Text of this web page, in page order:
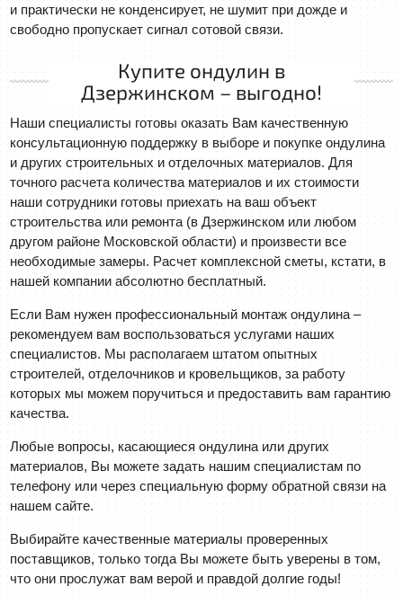
и практически не конденсирует, не шумит при дожде и
свободно пропускает сигнал сотовой связи.
Купите ондулин в
Дзержинском – выгодно!
Наши специалисты готовы оказать Вам качественную
консультационную поддержку в выборе и покупке ондулина
и других строительных и отделочных материалов. Для
точного расчета количества материалов и их стоимости
наши сотрудники готовы приехать на ваш объект
строительства или ремонта (в Дзержинском или любом
другом районе Московской области) и произвести все
необходимые замеры. Расчет комплексной сметы, кстати, в
нашей компании абсолютно бесплатный.
Если Вам нужен профессиональный монтаж ондулина –
рекомендуем вам воспользоваться услугами наших
специалистов. Мы располагаем штатом опытных
строителей, отделочников и кровельщиков, за работу
которых мы можем поручиться и предоставить вам гарантию
качества.
Любые вопросы, касающиеся ондулина или других
материалов, Вы можете задать нашим специалистам по
телефону или через специальную форму обратной связи на
нашем сайте.
Выбирайте качественные материалы проверенных
поставщиков, только тогда Вы можете быть уверены в том,
что они прослужат вам верой и правдой долгие годы!